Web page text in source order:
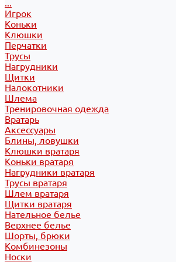
...
Игрок
Коньки
Клюшки
Перчатки
Трусы
Нагрудники
Щитки
Налокотники
Шлема
Тренировочная одежда
Вратарь
Аксессуары
Блины, ловушки
Клюшки вратаря
Коньки вратаря
Нагрудники вратаря
Трусы вратаря
Шлем вратаря
Щитки вратаря
Нательное белье
Верхнее белье
Шорты, брюки
Комбинезоны
Носки